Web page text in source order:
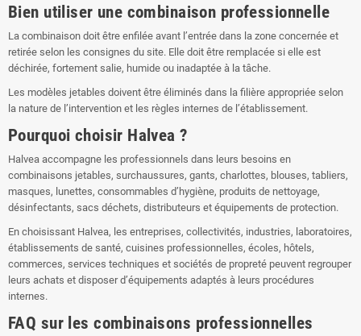
Bien utiliser une combinaison professionnelle
La combinaison doit être enfilée avant l’entrée dans la zone concernée et
retirée selon les consignes du site. Elle doit être remplacée si elle est
déchirée, fortement salie, humide ou inadaptée à la tâche.
Les modèles jetables doivent être éliminés dans la filière appropriée selon
la nature de l’intervention et les règles internes de l’établissement.
Pourquoi choisir Halvea ?
Halvea accompagne les professionnels dans leurs besoins en
combinaisons jetables, surchaussures, gants, charlottes, blouses, tabliers,
masques, lunettes, consommables d’hygiène, produits de nettoyage,
désinfectants, sacs déchets, distributeurs et équipements de protection.
En choisissant Halvea, les entreprises, collectivités, industries, laboratoires,
établissements de santé, cuisines professionnelles, écoles, hôtels,
commerces, services techniques et sociétés de propreté peuvent regrouper
leurs achats et disposer d’équipements adaptés à leurs procédures
internes.
FAQ sur les combinaisons professionnelles